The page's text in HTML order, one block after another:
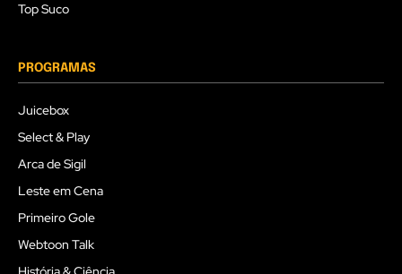
Top Suco
PROGRAMAS
Juicebox
Select & Play
Arca de Sigil
Leste em Cena
Primeiro Gole
Webtoon Talk